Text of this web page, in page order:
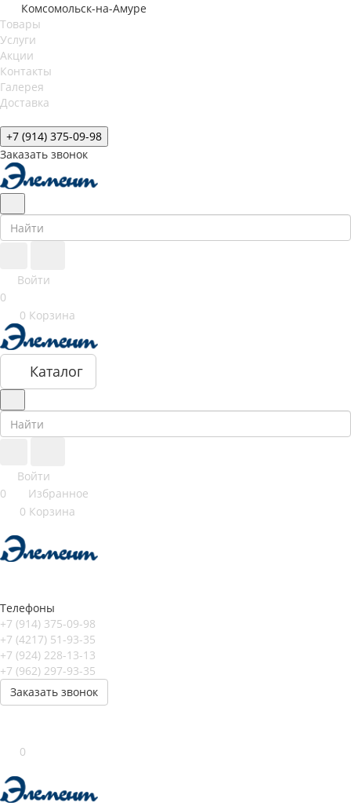
Комсомольск-на-Амуре
Товары
Услуги
Акции
Контакты
Галерея
Доставка
+7 (914) 375-09-98
Заказать звонок
Войти
0
0 Корзина
Каталог
Войти
0
Избранное
0 Корзина
Телефоны
+7 (914) 375-09-98
+7 (4217) 51-93-35
+7 (924) 228-13-13
+7 (962) 297-93-35
Заказать звонок
0